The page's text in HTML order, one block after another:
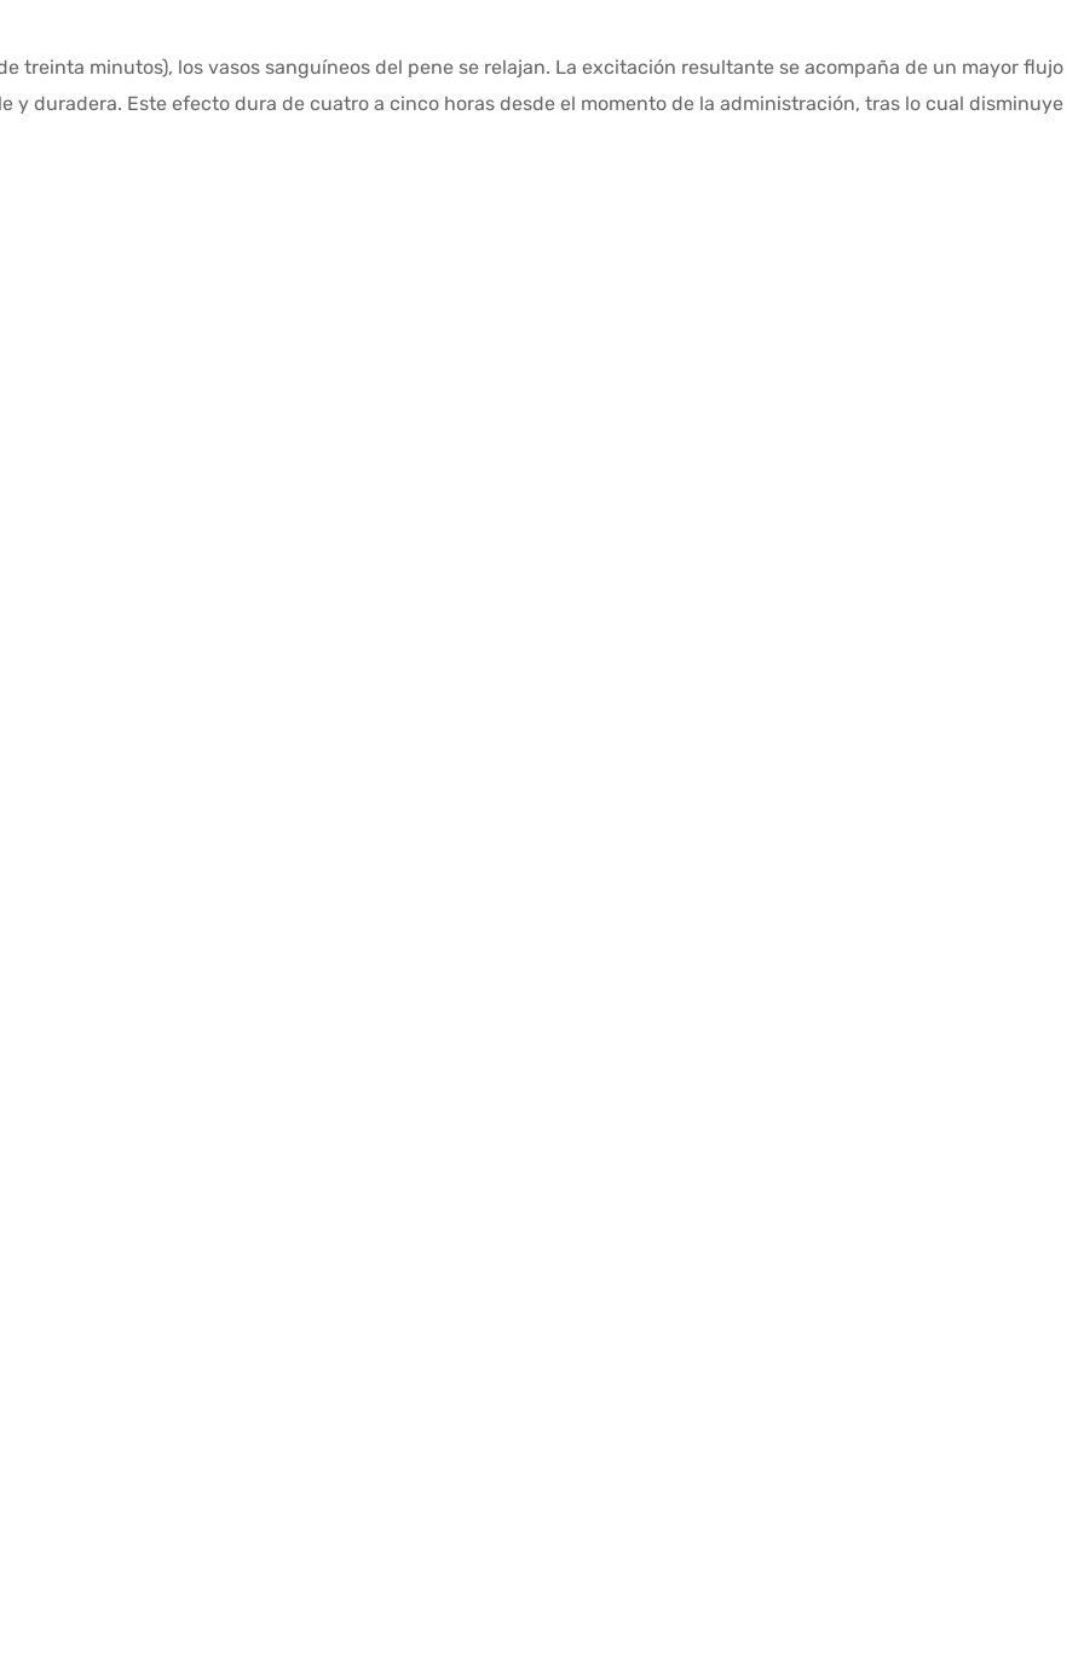
treinta minutos), los vasos sanguíneos del pene se relajan. La excitación resultante se acompaña de un mayor flujo
duradera. Este efecto dura de cuatro a cinco horas desde el momento de la administración, tras lo cual disminuye